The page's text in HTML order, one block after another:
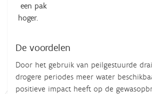
een pak
hoger.
De voordelen
Door het gebruik van peilgestuurde
drogere periodes meer water
positieve impact heeft op de